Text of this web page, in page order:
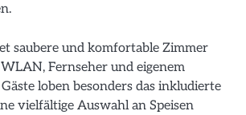
saubere und komfortable Zimmer
Fernseher und eigenem
loben besonders das inkludierte
vielfältige Auswahl an Speisen